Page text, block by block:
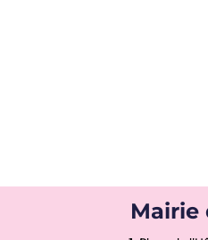
Mairie